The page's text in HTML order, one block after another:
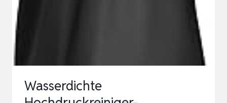
Wasserdichte